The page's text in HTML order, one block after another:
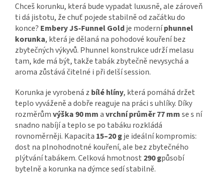
Chceš korunku, která bude vypadat luxusně, ale zároveň
ti dá jistotu, že chuť pojede stabilně od začátku do
konce? Embery JS-Funnel Goldje moderníphunnel
korunka, která je dělaná na pohodové kouření bez
zbytečných výkyvů. Phunnel konstrukce udrží melasu
tam, kde má být, takže tabák zbytečně nevysychá a
aroma zůstává čitelné i při delší session.
Korunka je vyrobená z bílé hlíny, která pomáhá držet
teplo vyváženě a dobře reaguje na práci s uhlíky. Díky
rozměrůmvýška 90 mmavrchní průměr 77 mmse s ní
snadno nabíjí a teplo se po tabáku rozkládá
rovnoměrněji. Kapacita 15–20 gje ideální kompromis:
dost na plnohodnotné kouření, ale bez zbytečného
plýtvání tabákem. Celková hmotnost 290 gpůsobí
bytelně a korunka na dýmce sedí stabilně.